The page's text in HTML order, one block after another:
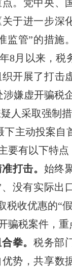
。党中央、
于进一步深
监管”的措施
8月以来，税
开展了打击
嫌虚开骗税
人采取强制
主动投案自
要有以下特点
打击。 始终
没有实际出
税收优惠的“
骗税案件，
拳。 税务部
势，共享数